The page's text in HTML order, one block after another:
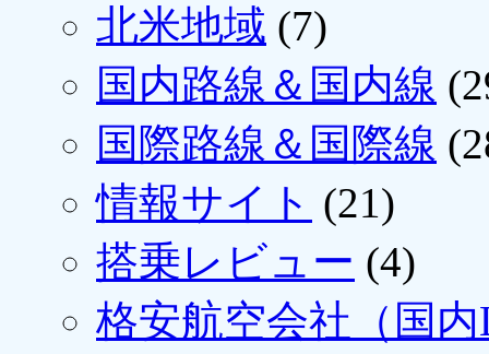
北米地域 (7)
国内路線＆国内線
国際路線＆国際線
情報サイト (21)
搭乗レビュー (4)
格安航空会社（国